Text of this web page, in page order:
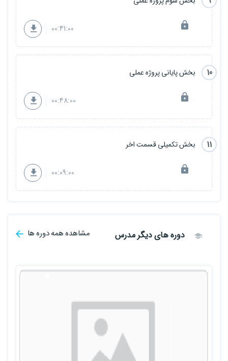
00:41:00
10 بخش پایانی پروژه عملی
00:48:00
11 بخش تکمیلی قسمت اخر
00:09:00
دوره های دیگر مدرس مشاهده همه دوره ها